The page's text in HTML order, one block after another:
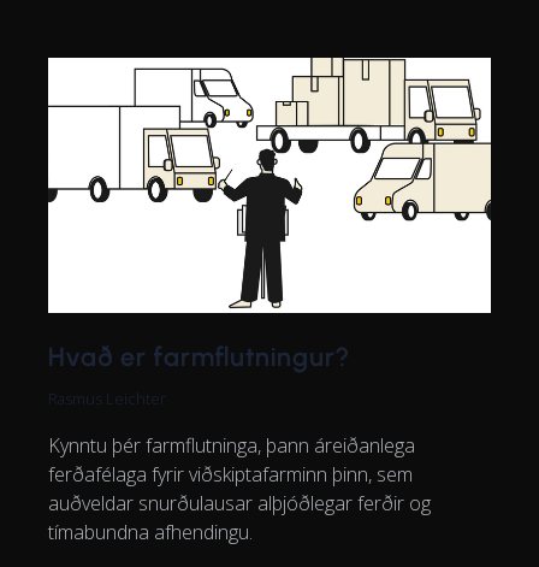
Hvað er farmflutningur?
Rasmus Leichter
Kynntu þér farmflutninga, þann áreiðanlega
ferðafélaga fyrir viðskiptafarminn þinn, sem
auðveldar snurðulausar alþjóðlegar ferðir og
tímabundna afhendingu.